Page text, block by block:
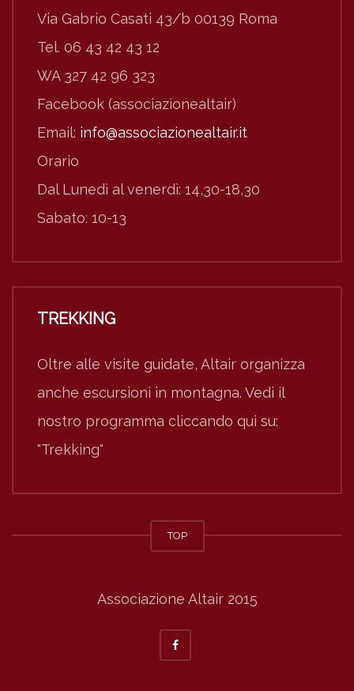
Via Gabrio Casati 43/b 00139 Roma
Tel. 06 43 42 43 12
WA 327 42 96 323
Facebook (associazionealtair)
Email: info@associazionealtair.it
Orario
Dal Lunedì al venerdì: 14,30-18,30
Sabato: 10-13
TREKKING
Oltre alle visite guidate, Altair organizza
anche escursioni in montagna. Vedi il
nostro programma cliccando qui su:
"Trekking"
TOP
Associazione Altair 2015